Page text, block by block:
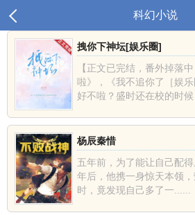
科幻小说
拽你下神坛[娱乐圈]
【正文已完结，番外掉落
啦》，《我不追你了［娱
好不啦？盛时还在校的时候
杨辰秦惜
五年前，为了能让自己配
年后，他携一身惊天本领
时，竟发现自己多了一......